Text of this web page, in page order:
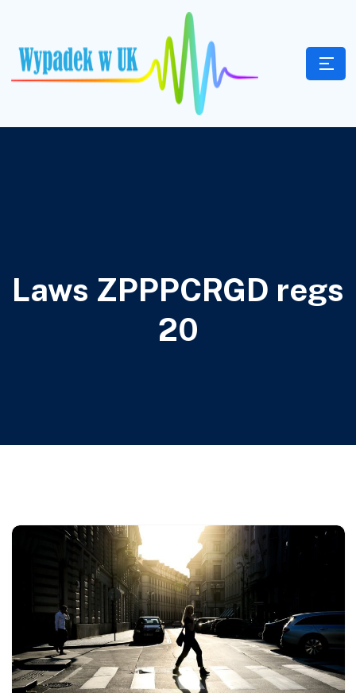
Laws ZPPPCRGD regs
20